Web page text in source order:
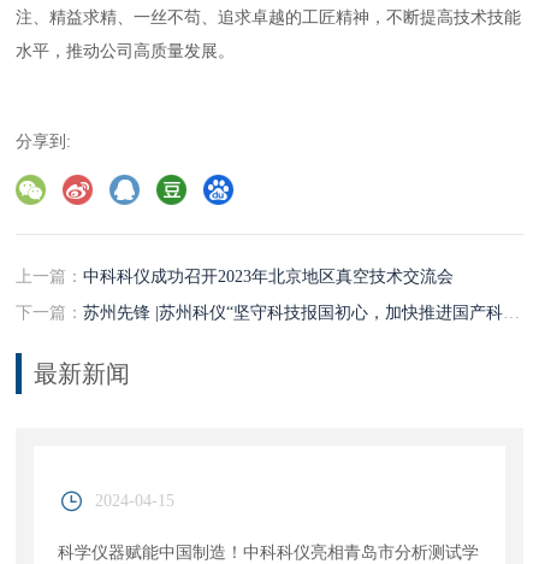
注、精益求精、一丝不苟、追求卓越的工匠精神，不断提高技术技能
水平，推动公司高质量发展。
分享到:
上一篇：中科科仪成功召开2023年北京地区真空技术交流会
下一篇：苏州先锋 |苏州科仪“坚守科技报国初心，加快推进国产科学仪器装备产业化进程”
最新新闻
2024-04-15
科学仪器赋能中国制造！中科科仪亮相青岛市分析测试学